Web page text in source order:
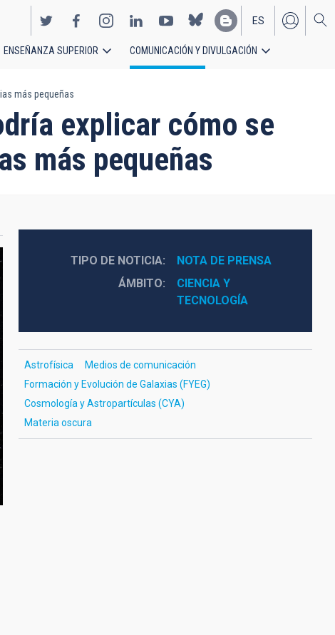
EN
ES
ENSEÑANZA SUPERIOR COMUNICACIÓN Y DIVULGACIÓN
más pequeñas
explicar cómo se
más pequeñas
TIPO DE NOTICIA
NOTA DE PRENSA
ÁMBITO
CIENCIA Y
TECNOLOGÍA
Astrofísica
Medios de comunicación
Formación y Evolución de Galaxias (FYEG)
Cosmología y Astropartículas (CYA)
Materia oscura